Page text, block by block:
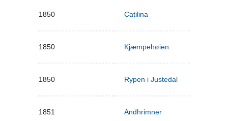
1850 Catilina
1850 Kjæmpehøien
1850 Rypen i Justedal
1851 Andhrimner